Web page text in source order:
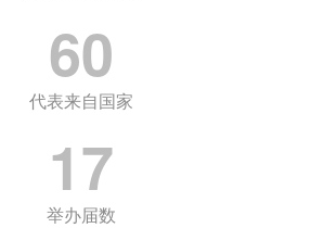
60
代表来自国家
17
举办届数